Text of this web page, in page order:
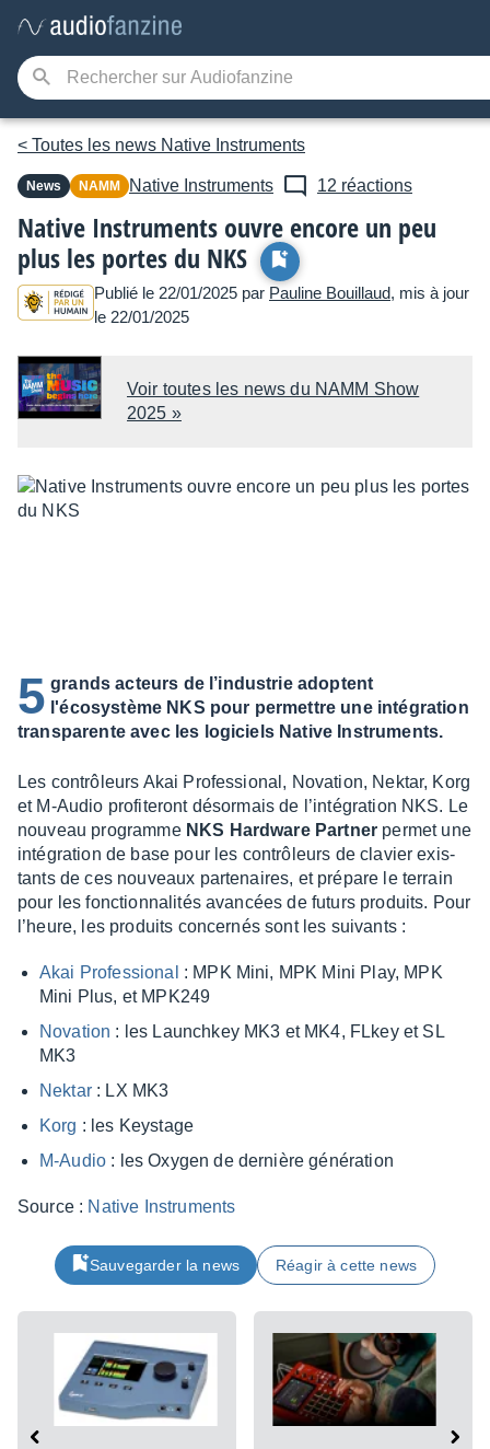
< Toutes les news Native Instruments
News NAMM Native Instruments 12 réactions
Native Instruments ouvre encore un peu
plus les portes du NKS
Publié le 22/01/2025 par Pauline Bouillaud, mis à jour
le 22/01/2025
Voir toutes les news du NAMM Show
2025 »
5 grands acteurs de l’industrie adoptent
l'écosystème NKS pour permettre une intégration
transparente avec les logiciels Native Instruments.
Les contrô­leurs Akai Profes­sio­nal, Nova­tion, Nektar, Korg
et M-Audio profi­te­ront désor­mais de l’in­té­gra­tion NKS. Le
nouveau programme NKS Hard­ware Part­ner permet une
inté­gra­tion de base pour les contrô­leurs de clavier exis­
tants de ces nouveaux parte­naires, et prépare le terrain
pour les fonc­tion­na­li­tés avan­cées de futurs produits. Pour
l’heure, les produits concer­nés sont les suivants :
Akai Profes­sio­nal
: MPK Mini, MPK Mini Play, MPK
Mini Plus, et MPK249
Nova­tion : les Laun­ch­key MK3 et MK4, FLkey et SL
MK3
Nektar: LX MK3
Korg : les Keys­tage
M-Audio : les Oxygen de dernière géné­ra­tion
Source : Native Instru­ments
Sauvegarder la news Réagir à cette news